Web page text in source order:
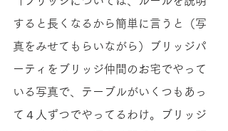
すると長くなるから簡単に言うと（写
真をみせてもらいながら）ブリッジパ
ーティをブリッジ仲間のお宅でやって
いる写真で、テーブルがいくつもあっ
て４人ずつでやってるわけ。ブリッジ